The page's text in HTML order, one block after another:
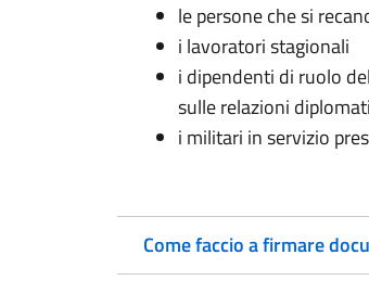
le persone che si
i lavoratori stagionali
i dipendenti di ruolo
sulle relazioni
i militari in servizio
Come faccio a firmare